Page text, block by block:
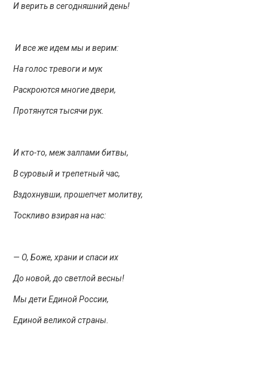
И верить в сегодняшний день!
И все же идем мы и верим:
На голос тревоги и мук
Раскроются многие двери,
Протянутся тысячи рук.
И кто-то, меж залпами битвы,
В суровый и трепетный час,
Вздохнувши, прошепчет молитву,
Тоскливо взирая на нас:
— О, Боже, храни и спаси их
До новой, до светлой весны!
Мы дети Единой России,
Единой великой страны.